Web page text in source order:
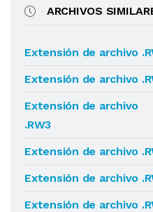
ARCHIVOS
Extensión de archivo
Extensión de archivo
Extensión de archivo
.RW3
Extensión de archivo
Extensión de archivo
Extensión de archivo